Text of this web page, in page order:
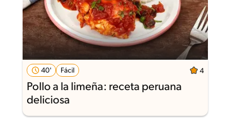
40' Fácil 4
Pollo a la limeña: receta peruana
deliciosa